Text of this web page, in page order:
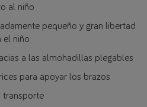
al niño
pequeño y gran libertad
el niño
a las almohadillas plegables
para apoyar los brazos
transporte